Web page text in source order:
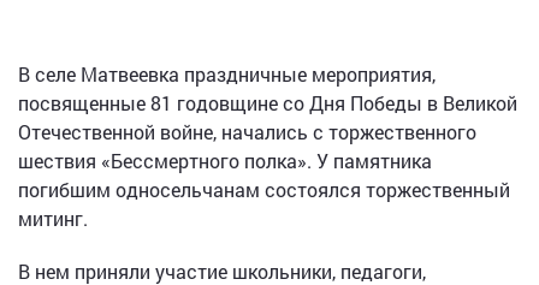
В селе Матвеевка праздничные мероприятия,
посвященные 81 годовщине со Дня Победы в Великой
Отечественной войне, начались с торжественного
шествия «Бессмертного полка». У памятника
погибшим односельчанам состоялся торжественный
митинг.
В нем приняли участие школьники, педагоги,